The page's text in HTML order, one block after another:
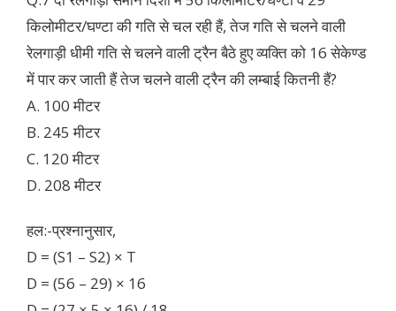
किलोमीटर/घण्टा की गति से चल रही हैं, तेज गति से चलने वाली
रेलगाड़ी धीमी गति से चलने वाली ट्रैन बैठे हुए व्यक्ति को 16 सेकेण्ड
में पार कर जाती हैं तेज चलने वाली ट्रैन की लम्बाई कितनी हैं?
A. 100 मीटर
B. 245 मीटर
C. 120 मीटर
D. 208 मीटर
हल:-प्रश्नानुसार,
D = (S1 – S2) × T
D = (56 – 29) × 16